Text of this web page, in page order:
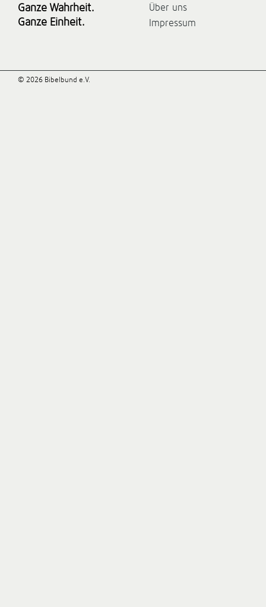
Ganze Wahrheit.
Ganze Einheit.
Über uns
Impressum
© 2026 Bibelbund e.V.